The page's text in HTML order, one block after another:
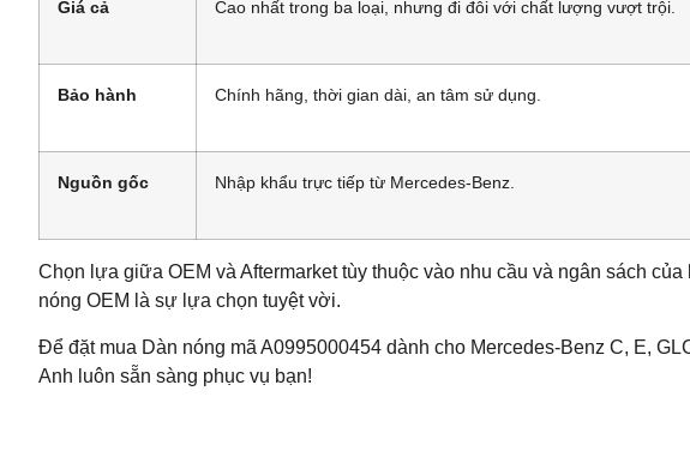
Giá cả Cao nhất trong ba loại, nhưng đi đôi với chất lượng vượt trội.
Bảo hành Chính hãng, thời gian dài, an tâm sử dụng.
Nguồn gốc Nhập khẩu trực tiếp từ Mercedes-Benz.
Chọn lựa giữa OEM và Aftermarket tùy thuộc vào nhu cầu và ngân sách
nóng OEM là sự lựa chọn tuyệt vời.
Để đặt mua Dàn nóng mã A0995000454 dành cho Mercedes-Benz C, E,
Anh luôn sẵn sàng phục vụ bạn!